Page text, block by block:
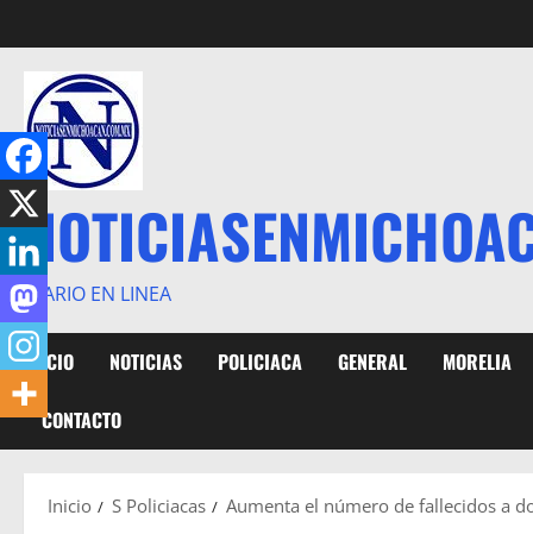
al
contenido
DIARIO EN LINEA
INICIO NOTICIAS POLICIACA GENERAL MORELIA
CONTACTO
Inicio S Policiacas Aumenta el número de fallecidos a